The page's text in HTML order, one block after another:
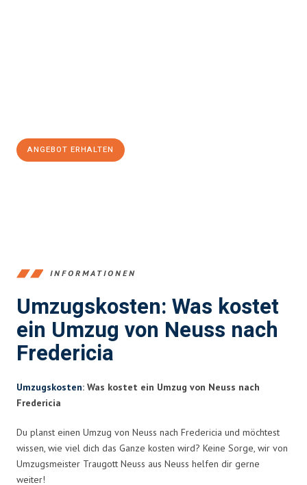
ANGEBOT ERHALTEN
INFORMATIONEN
Umzugskosten: Was kostet
ein Umzug von Neuss nach
Fredericia
Umzugskosten: Was kostet ein Umzug von Neuss nach
Fredericia
Du planst einen Umzug von Neuss nach Fredericia und möchtest
wissen, wie viel dich das Ganze kosten wird? Keine Sorge, wir von
Umzugsmeister Traugott Neuss aus Neuss helfen dir gerne
weiter!